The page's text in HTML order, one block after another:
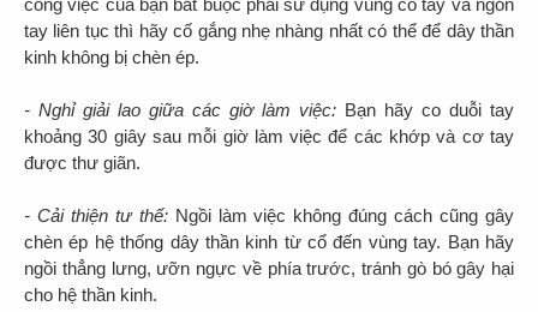
tay liên tục thì hãy cố gắng nhẹ nhàng nhất có thể để dây thần
kinh không bị chèn ép.
- Nghỉ giải lao giữa các giờ làm việc: Bạn hãy co duỗi tay
khoảng 30 giây sau mỗi giờ làm việc để các khớp và cơ tay
được thư giãn.
- Cải thiện tư thế: Ngồi làm việc không đúng cách cũng gây
chèn ép hệ thống dây thần kinh từ cổ đến vùng tay. Bạn hãy
ngồi thẳng lưng, ưỡn ngực về phía trước, tránh gò bó gây hại
cho hệ thần kinh.